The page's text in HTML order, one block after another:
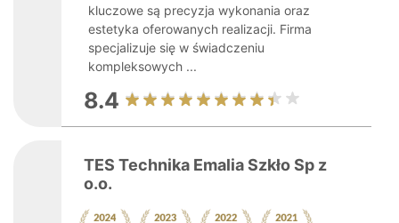
kluczowe są precyzja wykonania oraz
estetyka oferowanych realizacji. Firma
specjalizuje się w świadczeniu
kompleksowych ...
8.4
TES Technika Emalia Szkło Sp z
o.o.